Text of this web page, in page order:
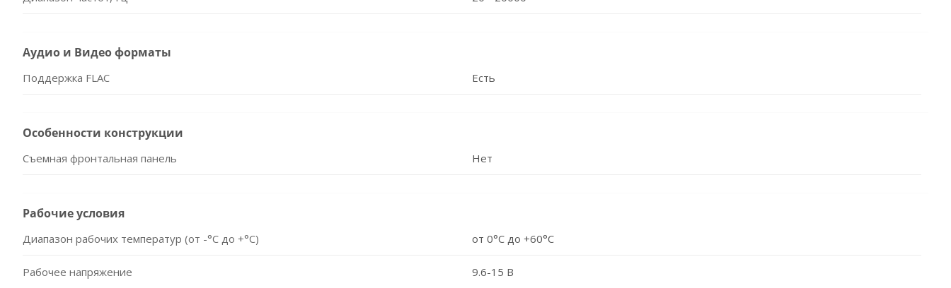
Аудио и Видео форматы
Поддержка FLAC Есть
Особенности конструкции
Съемная фронтальная панель Нет
Рабочие условия
Диапазон рабочих температур (от -°С до +°С) от 0°С до +60°С
Рабочее напряжение 9.6-15 В